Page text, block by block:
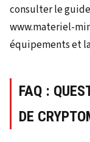
consulter le
www.materiel-
équipements et
FAQ :
DE